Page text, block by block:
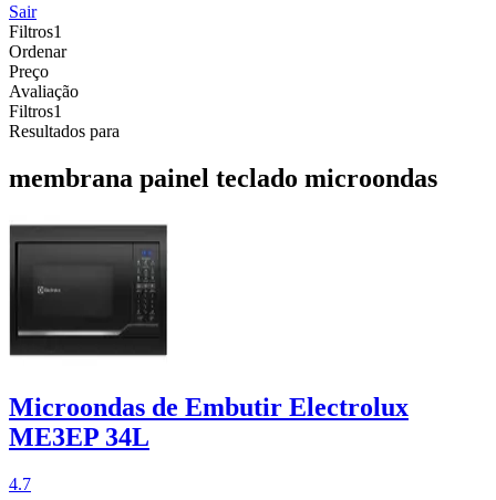
Sair
Filtros1
Ordenar
Preço
Avaliação
Filtros1
Resultados para
membrana painel teclado microondas
Microondas de Embutir Electrolux
ME3EP 34L
4.7